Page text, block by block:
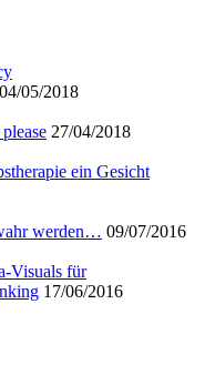
04/05/2018
27/04/2018
ein Gesicht
werden… 09/07/2016
Visuals für
17/06/2016